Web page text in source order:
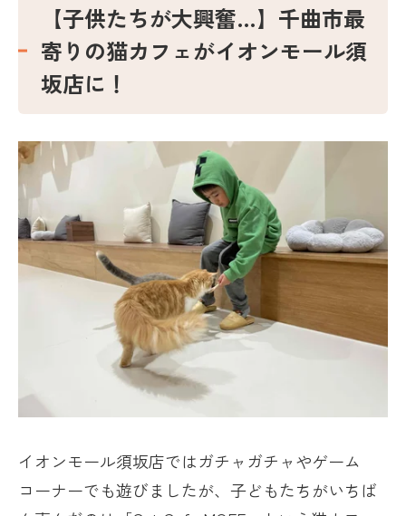
【子供たちが大興奮…】千曲市最
寄りの猫カフェがイオンモール須
坂店に！
イオンモール須坂店ではガチャガチャやゲーム
コーナーでも遊びましたが、子どもたちがいちば